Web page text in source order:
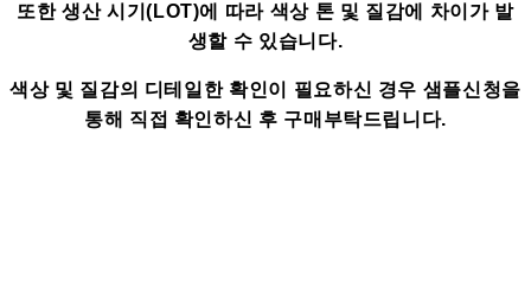
또한 생산 시기(LOT)에 따라 색상 톤 및 질감에 차이가 발
생할 수 있습니다.
색상 및 질감의 디테일한 확인이 필요하신 경우 샘플신청을
통해 직접 확인하신 후 구매부탁드립니다.